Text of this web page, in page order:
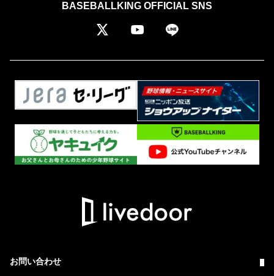
BASEBALLKING OFFICIAL SNS
お問い合わせ